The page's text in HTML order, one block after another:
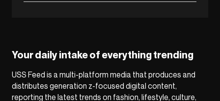
Your daily intake of everything trending
USS Feed is a multi-platform media that produces and
distributes generation z-focused digital content,
reporting the latest trends on fashion, lifestyle, culture,